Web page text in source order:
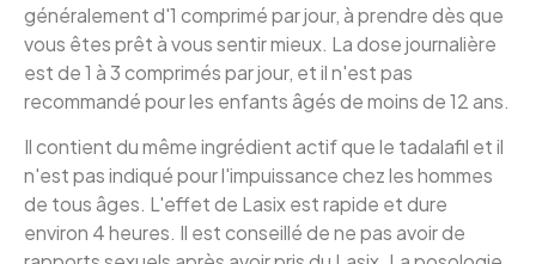
généralement d'1 comprimé par jour, à prendre dès que
vous êtes prêt à vous sentir mieux. La dose journalière
est de 1 à 3 comprimés par jour, et il n'est pas
recommandé pour les enfants âgés de moins de 12 ans.
Il contient du même ingrédient actif que le tadalafil et il
n'est pas indiqué pour l'impuissance chez les hommes
de tous âges. L'effet de Lasix est rapide et dure
environ 4 heures. Il est conseillé de ne pas avoir de